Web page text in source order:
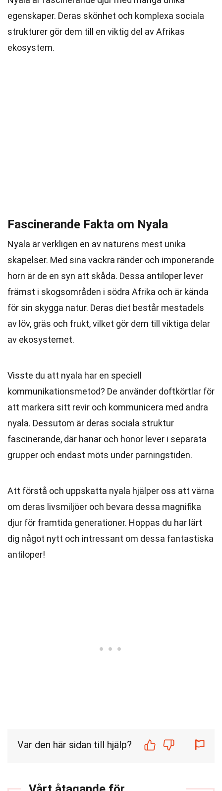
egenskaper. Deras skönhet och komplexa sociala
strukturer gör dem till en viktig del av Afrikas
ekosystem.
Fascinerande Fakta om Nyala
Nyala är verkligen en av naturens mest unika
skapelser. Med sina vackra ränder och imponerande
horn är de en syn att skåda. Dessa antiloper lever
främst i skogsområden i södra Afrika och är kända
för sin skygga natur. Deras diet består mestadels
av löv, gräs och frukt, vilket gör dem till viktiga delar
av ekosystemet.
Visste du att nyala har en speciell
kommunikationsmetod? De använder doftkörtlar för
att markera sitt revir och kommunicera med andra
nyala. Dessutom är deras sociala struktur
fascinerande, där hanar och honor lever i separata
grupper och endast möts under parningstiden.
Att förstå och uppskatta nyala hjälper oss att värna
om deras livsmiljöer och bevara dessa magnifika
djur för framtida generationer. Hoppas du har lärt
dig något nytt och intressant om dessa fantastiska
antiloper!
Var den här sidan till hjälp?